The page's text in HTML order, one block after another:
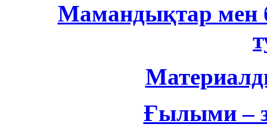
Мамандықтар мен
Ғылыми –